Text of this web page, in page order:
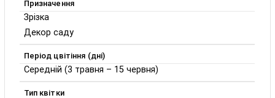
Призначення
Зрізка
Декор саду
Період цвітіння (дні)
Середній (3 травня – 15 червня)
Тип квітки